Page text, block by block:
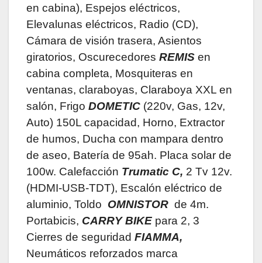
en cabina), Espejos eléctricos,
Elevalunas eléctricos, Radio (CD),
Cámara de visión trasera, Asientos
giratorios, Oscurecedores REMIS en
cabina completa, Mosquiteras en
ventanas, claraboyas, Claraboya XXL en
salón, Frigo DOMETIC (220v, Gas, 12v,
Auto) 150L capacidad, Horno, Extractor
de humos, Ducha con mampara dentro
de aseo, Batería de 95ah. Placa solar de
100w. Calefacción Trumatic C, 2 Tv 12v.
(HDMI-USB-TDT), Escalón eléctrico de
aluminio, Toldo OMNISTOR de 4m.
Portabicis, CARRY BIKE para 2, 3
Cierres de seguridad FIAMMA,
Neumáticos reforzados marca